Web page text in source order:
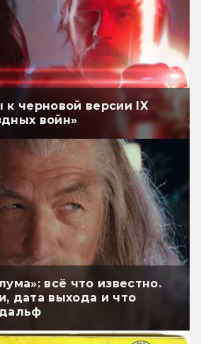
к черновой версии IX
войн»
всё что известно.
дата выхода и что